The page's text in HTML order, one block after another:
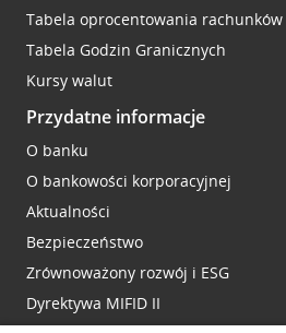
Tabela oprocentowania
Tabela Godzin Granicznych
Kursy walut
Przydatne informacje
O banku
O bankowości korporacyjnej
Aktualności
Bezpieczeństwo
Zrównoważony rozwój i ESG
Dyrektywa MIFID II